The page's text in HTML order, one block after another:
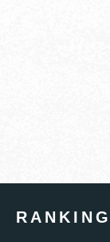
RANKING